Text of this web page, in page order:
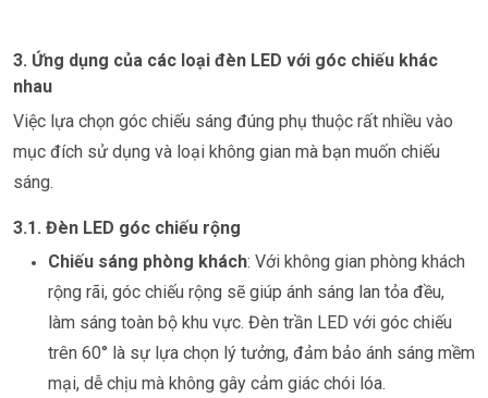
3. Ứng dụng của các loại đèn LED với góc chiếu khác
nhau
Việc lựa chọn góc chiếu sáng đúng phụ thuộc rất nhiều vào
mục đích sử dụng và loại không gian mà bạn muốn chiếu
sáng.
3.1. Đèn LED góc chiếu rộng
Chiếu sáng phòng khách: Với không gian phòng khách
rộng rãi, góc chiếu rộng sẽ giúp ánh sáng lan tỏa đều,
làm sáng toàn bộ khu vực. Đèn trần LED với góc chiếu
trên 60° là sự lựa chọn lý tưởng, đảm bảo ánh sáng mềm
mại, dễ chịu mà không gây cảm giác chói lóa.